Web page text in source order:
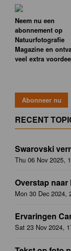
Neem nu een
abonnement op
Natuurfotografie
Magazine en
veel extra
RECENT
Swarovski
Thu 06 Nov 2025,
Overstap
Mon 30 Dec 2024,
Ervaringen
Sat 23 Nov 2024,